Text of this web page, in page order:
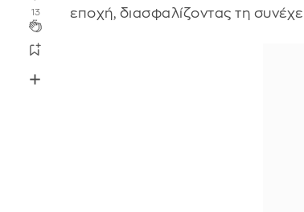
13
εποχή, διασφαλίζοντας τη